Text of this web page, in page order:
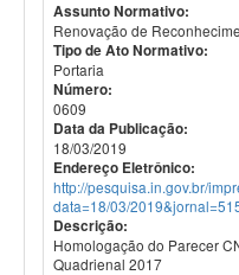
Assunto Normativo:
Renovação de
Tipo de Ato Normativo:
Portaria
Número:
0609
Data da Publicação:
18/03/2019
Endereço Eletrônico:
http://pesquisa.in.gov.br/
data=18/03/
Descrição:
Homologação do Parecer
Quadrienal 2017